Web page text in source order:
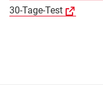
30-Tage-Test